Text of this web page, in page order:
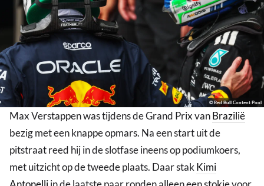
© Red Bull Content Pool
Max Verstappen was tijdens de Grand Prix vanBrazilië
bezig met een knappe opmars. Na een start uit de
pitstraat reed hij in de slotfase ineens op podiumkoers,
met uitzicht op de tweede plaats. Daar stakKimi